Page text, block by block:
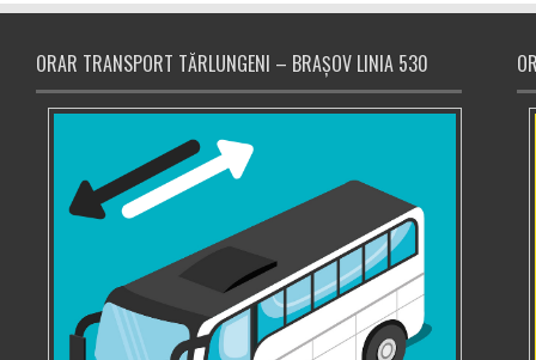
ORAR TRANSPORT TĂRLUNGENI – BRAȘOV LINIA 530